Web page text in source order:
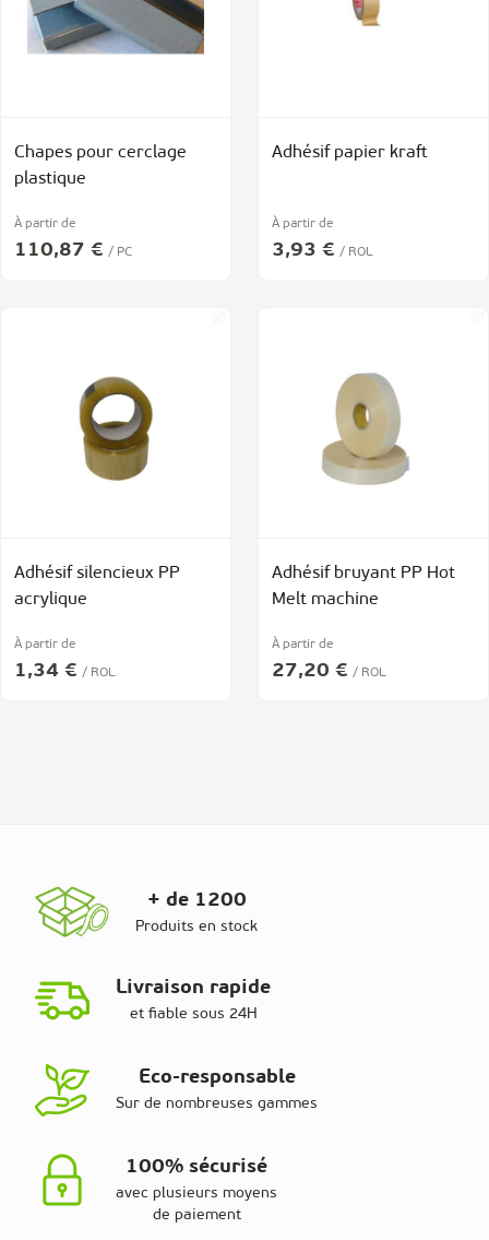
Chapes pour cerclage
plastique
À partir de
110,87 € / PC
Adhésif papier kraft
À partir de
3,93 € / ROL
Adhésif silencieux PP
acrylique
À partir de
1,34 € / ROL
Adhésif bruyant PP Hot
Melt machine
À partir de
27,20 € / ROL
+ de 1200
Produits en stock
Livraison rapide
et fiable sous 24H
Eco-responsable
Sur de nombreuses gammes
100% sécurisé
avec plusieurs moyens
de paiement